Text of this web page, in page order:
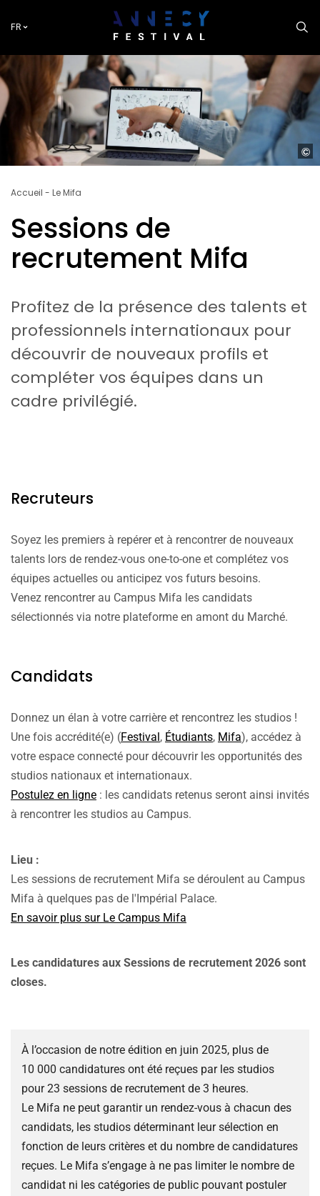
au
principal
FR
de
Fil
Accueil Le Mifa
Sessions de
recrutement Mifa
Profitez de la présence des talents et
professionnels internationaux pour
découvrir de nouveaux profils et
compléter vos équipes dans un
cadre privilégié.
Recruteurs
Soyez les premiers à repérer et à rencontrer de nouveaux
talents lors de rendez-vous one-to-one et complétez vos
équipes actuelles ou anticipez vos futurs besoins.
Venez rencontrer au Campus Mifa les candidats
sélectionnés via notre plateforme en amont du Marché.
Candidats
Donnez un élan à votre carrière et rencontrez les studios !
Une fois accrédité(e) (Festival , Étudiants, Mifa), accédez à
votre espace connecté pour découvrir les opportunités des
studios nationaux et internationaux.
Postulez en ligne : les candidats retenus seront ainsi invités
à rencontrer les studios au Campus.
Lieu :
Les sessions de recrutement Mifa se déroulent au Campus
Mifa à quelques pas de l'Impérial Palace.
En savoir plus sur Le Campus Mifa
Les candidatures aux Sessions de recrutement 2026 sont
closes.
À l’occasion de notre édition en juin 2025, plus de
10 000 candidatures ont été reçues par les studios
pour 23 sessions de recrutement de 3 heures.
Le Mifa ne peut garantir un rendez-vous à chacun des
candidats, les studios déterminant leur sélection en
fonction de leurs critères et du nombre de candidatures
reçues. Le Mifa s’engage à ne pas limiter le nombre de
candidat ni les catégories de public pouvant postuler